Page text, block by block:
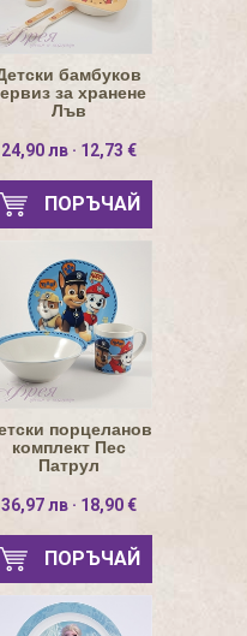
бамбуков
за хранене
Лъв
24,90 лв · 12,73 €
ПОРЪЧАЙ
порцеланов
комплект Пес
Патрул
36,97 лв · 18,90 €
ПОРЪЧАЙ